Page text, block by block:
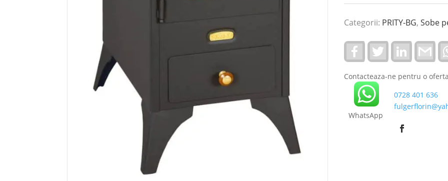
Categorii: PRITY-BG,Sobe
c
b
o
o
k
i
t
n
e
I
n
a
i
l
Contacteaza-ne pentru o
WhatsApp
0728 401 636